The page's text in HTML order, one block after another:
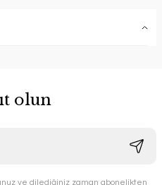
olun
ve dilediğiniz zaman abonelikten